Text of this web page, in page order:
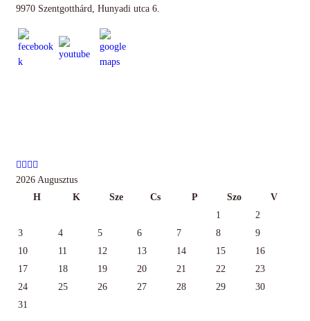
9970 Szentgotthárd, Hunyadi utca 6.
2026 Augusztus
H
K Sze Cs P Szo
V
1
2
3
4 5 6 7 8
9
10
11 12 13 14 15
16
17
18 19 20 21 22
23
24
25 26 27 28 29
30
31